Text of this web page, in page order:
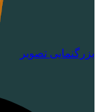
بزرگنمایی تصویر